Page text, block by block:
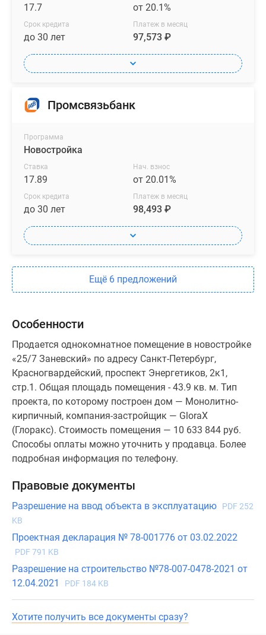
17.7 от 20.1%
Срок кредита
до 30 лет
Платеж в месяц
97,573 ₽
Промсвязьбанк
Программа
Новостройка
Ставка
17.89
Нач. взнос
от 20.01%
Срок кредита
до 30 лет
Платеж в месяц
98,493 ₽
Ещё 6 предложений
Особенности
Продается однокомнатное помещение в новостройке
«25/7 Заневский» по адресу Санкт-Петербург,
Красногвардейский, проспект Энергетиков, 2к1,
стр.1. Общая площадь помещения - 43.9 кв. м. Тип
проекта, по которому построен дом — Монолитно-
кирпичный, компания-застройщик — GloraX
(Глоракс). Стоимость помещения — 10 633 844 руб.
Способы оплаты можно уточнить у продавца. Более
подробная информация по телефону.
Правовые документы
Разрешение на ввод объекта в эксплуатацию
PDF 252
KB
Проектная декларация № 78-001776 от 03.02.2022
PDF 791 KB
Разрешение на строительство №78-007-0478-2021 от
12.04.2021
PDF 184 KB
Хотите получить все документы сразу?